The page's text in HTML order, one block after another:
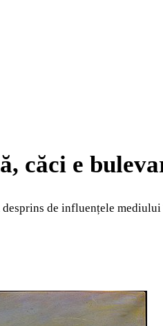
căci e
de influențele